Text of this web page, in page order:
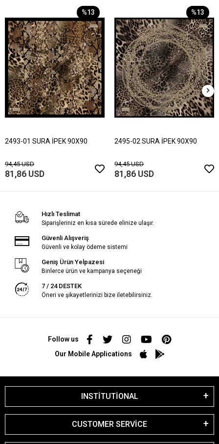
%13
2493-01 SURA İPEK 90X90
94,45 USD
81,86 USD
%13
2495-02 SURA İPEK 90X90
94,45 USD
81,86 USD
Hızlı Teslimat
Siparişleriniz en kısa sürede elinize ulaşır.
Güvenli Alışveriş
Güvenli ve kolay ödeme sistemi
Geniş Ürün Yelpazesi
Binlerce ürün ve kampanya seçeneği
7 / 24 DESTEK
Öneri ve şikayetlerinizi bize iletebilirsiniz.
Follow us
Our Mobile Applications
INSTİTUTİONAL
CUSTOMER SERVİCE